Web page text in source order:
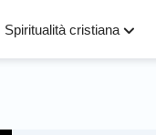
Spiritualità cristiana